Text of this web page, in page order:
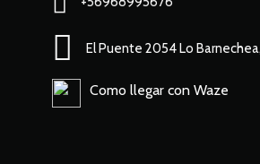
El Puente 2054 Lo
Como llegar con Waze